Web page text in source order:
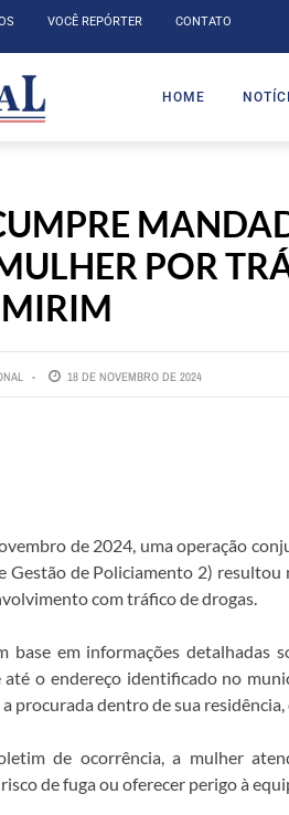
VOCÊ REPÓRTER CONTATO
HOME
POR
18 DE NOVEMBRO DE 2024
de 2024, uma operação
Gestão de Policiamento 2)
com tráfico de drogas.
base em informações detalhadas
até o endereço identificado no
procurada dentro de sua
de ocorrência, a mulher
de fuga ou oferecer perigo à